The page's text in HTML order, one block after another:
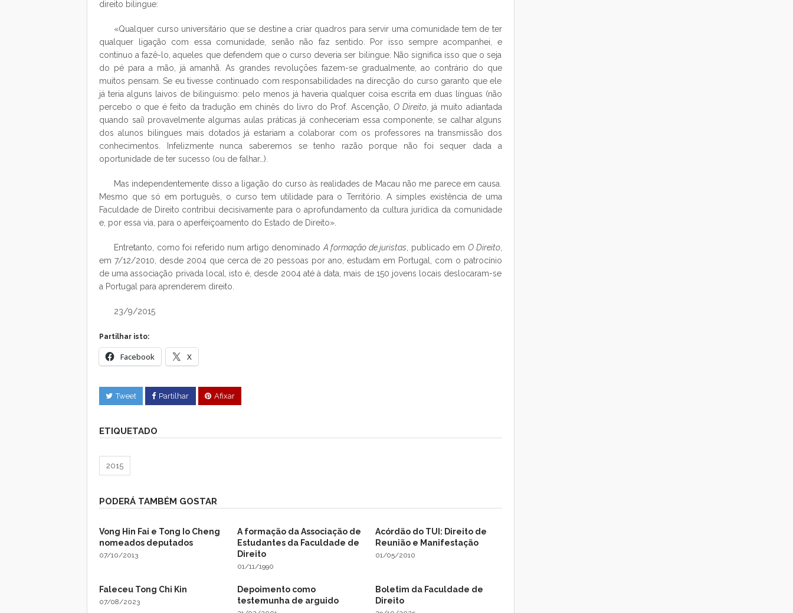
direito bilingue:
«Qualquer curso universitário que se destine a criar quadros para servir uma comunidade tem de ter
qualquer ligação com essa comunidade, senão não faz sentido. Por isso sempre acompanhei, e
continuo a fazê-lo, aqueles que defendem que o curso deveria ser bilingue. Não significa isso que o seja
do pé para a mão, já amanhã. As grandes revoluções fazem-se gradualmente, ao contrário do que
muitos pensam. Se eu tivesse continuado com responsabilidades na direcção do curso garanto que ele
já teria alguns laivos de bilinguismo: pelo menos já haveria qualquer coisa escrita em duas línguas (não
percebo o que é feito da tradução em chinês do livro do Prof. Ascenção,O Direito, já muito adiantada
quando saí) provavelmente algumas aulas práticas já conheceriam essa componente, se calhar alguns
dos alunos bilingues mais dotados já estariam a colaborar com os professores na transmissão dos
conhecimentos. Infelizmente nunca saberemos se tenho razão porque não foi sequer dada a
oportunidade de ter sucesso (ou de falhar…).
Mas independentemente disso a ligação do curso às realidades de Macau não me parece em causa.
Mesmo que só em português, o curso tem utilidade para o Território. A simples existência de uma
Faculdade de Direito contribui decisivamente para o aprofundamento da cultura jurídica da comunidade
e, por essa via, para o aperfeiçoamento do Estado de Direito».
Entretanto, como foi referido num artigo denominado A formação de juristas , publicado em O Direito,
em 7/12/2010, desde 2004 que cerca de 20 pessoas por ano, estudam em Portugal, com o patrocínio
de uma associação privada local, isto é, desde 2004 até à data, mais de 150 jovens locais deslocaram-se
a Portugal para aprenderem direito.
23/9/2015
Partilhar isto:
Facebook X
Tweet Partilhar Afixar
ETIQUETADO
2015
PODERÁ TAMBÉM GOSTAR
Vong Hin Fai e Tong Io Cheng
nomeados deputados
07/10/2013
A formação da Associação de
Estudantes da Faculdade de
Direito
01/11/1990
Acórdão do TUI: Direito de
Reunião e Manifestação
01/05/2010
Faleceu Tong Chi Kin
07/08/2023
Depoimento como
testemunha de arguido
Boletim da Faculdade de
Direito